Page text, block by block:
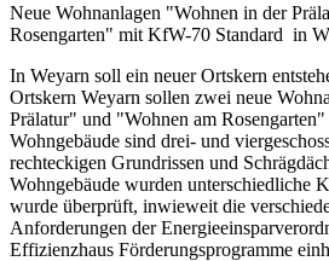
Neue Wohnanlagen "Wohnen in der
Rosengarten" mit KfW-70 Standard in
In Weyarn soll ein neuer Ortskern
Ortskern Weyarn sollen zwei neue
Prälatur" und "Wohnen am
Wohngebäude sind drei- und
rechteckigen Grundrissen und
Wohngebäude wurden unterschiedliche
wurde überprüft, inwieweit die
Anforderungen der
Effizienzhaus Förderungsprogramme